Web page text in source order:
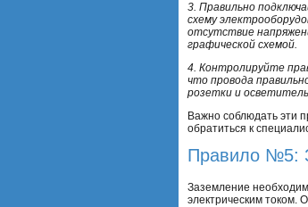
3. Правильно
схему
отсутствие
графической схемой.
4. Контролируйте
что провода
розетки и
Важно соблюдать эти
обратиться к
Правило №5:
Заземление
электрическим током.